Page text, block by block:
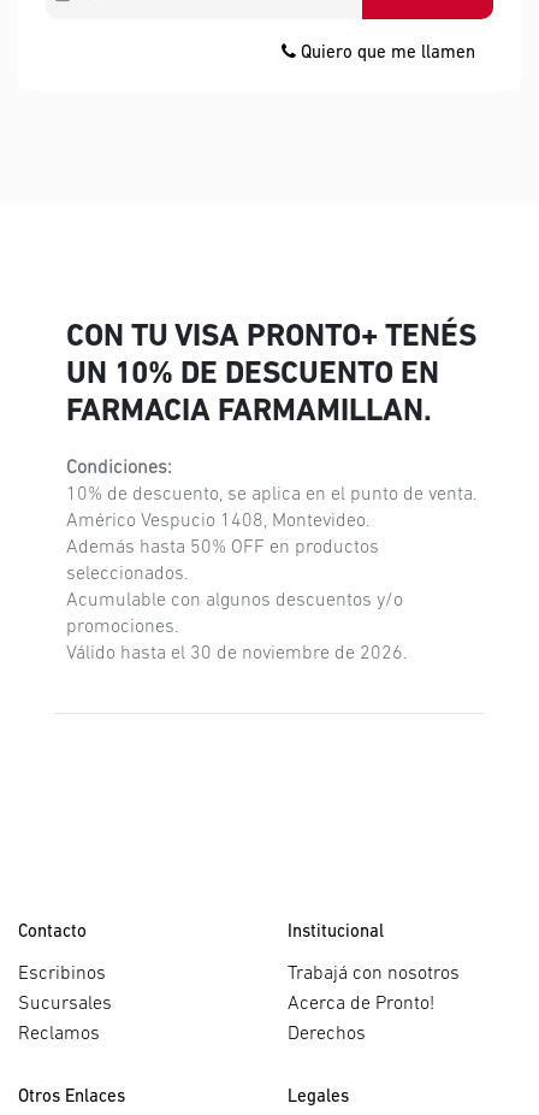
Quiero que me llamen
CON TU VISA PRONTO+ TENÉS
UN 10% DE DESCUENTO EN
FARMACIA FARMAMILLAN.
Condiciones:
10% de descuento, se aplica en el punto de venta.
Américo Vespucio 1408, Montevideo.
Además hasta 50% OFF en productos
seleccionados.
Acumulable con algunos descuentos y/o
promociones.
Válido hasta el 30 de noviembre de 2026.
Contacto
Escribinos
Sucursales
Reclamos
Institucional
Trabajá con nosotros
Acerca de Pronto!
Derechos
Otros Enlaces Legales